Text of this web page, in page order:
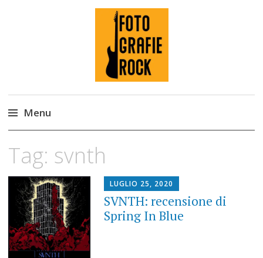
Fotografie ROCK
Menu
content
Tag: svnth
LUGLIO 25, 2020
SVNTH: recensione di
Spring In Blue